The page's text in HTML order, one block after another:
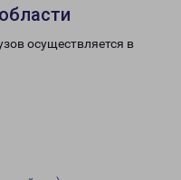
осуществляется в